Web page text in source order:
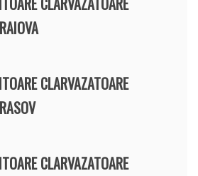
CLARVAZATOARE
CLARVAZATOARE